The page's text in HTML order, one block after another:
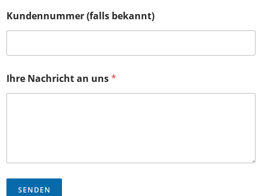
Kundennummer (falls bekannt)
Ihre Nachricht an uns*
SENDEN